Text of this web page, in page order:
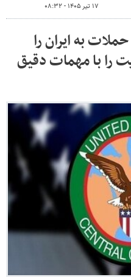
۱۷ تیر ۱۴۰۵ - ۰۸:۳۲
به ایران را
بیش از ۸۰ سایت را با مهمات دقیق